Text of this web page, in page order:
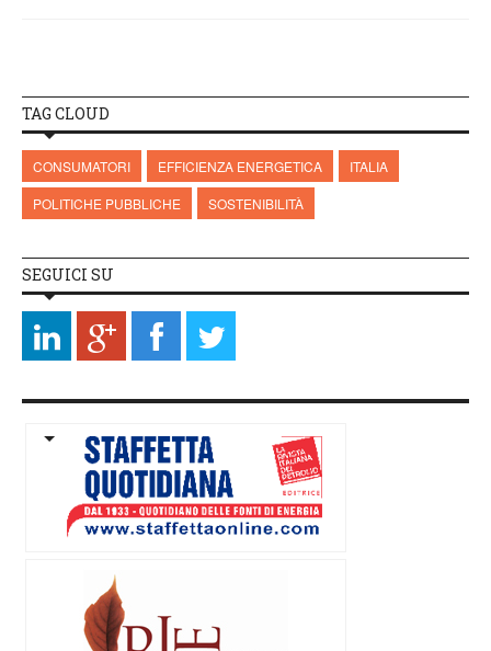
TAG CLOUD
CONSUMATORI EFFICIENZA ENERGETICA
ITALIA
POLITICHE PUBBLICHE
SOSTENIBILITÀ
SEGUICI SU